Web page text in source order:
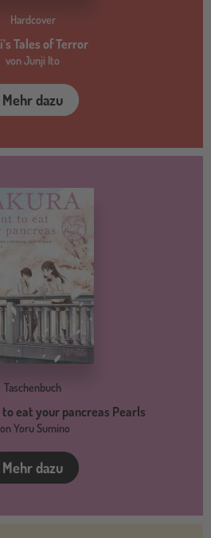
Hardcover
Tales of Terror
von Junji Ito
Mehr dazu
Taschenbuch
eat your pancreas Pearls
Yoru Sumino
Mehr dazu